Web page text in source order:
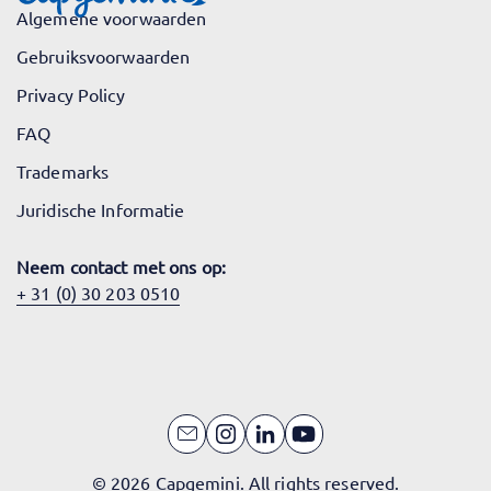
Algemene voorwaarden
Gebruiksvoorwaarden
Privacy Policy
FAQ
Trademarks
Juridische Informatie
Neem contact met ons op:
+ 31 (0) 30 203 0510
© 2026 Capgemini. All rights reserved.